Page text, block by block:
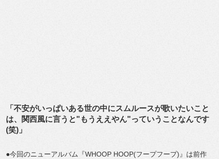
「不安がいっぱいある世の中にスムルースが歌いたいこと
は、関西風に言うと"もうええやん"っていうことなんです
(笑)」
●今回のニューアルバム『WHOOP HOOP(フープフープ)』は前作